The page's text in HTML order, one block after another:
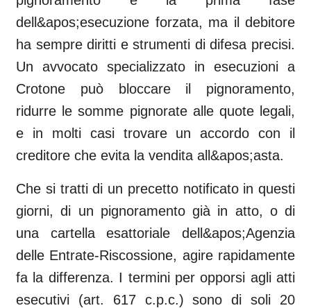
dell&apos;esecuzione forzata, ma il debitore
ha sempre diritti e strumenti di difesa precisi.
Un avvocato specializzato in esecuzioni a
Crotone può bloccare il pignoramento,
ridurre le somme pignorate alle quote legali,
e in molti casi trovare un accordo con il
creditore che evita la vendita all&apos;asta.
Che si tratti di un precetto notificato in questi
giorni, di un pignoramento già in atto, o di
una cartella esattoriale dell&apos;Agenzia
delle Entrate-Riscossione, agire rapidamente
fa la differenza. I termini per opporsi agli atti
esecutivi (art. 617 c.p.c.) sono di soli 20